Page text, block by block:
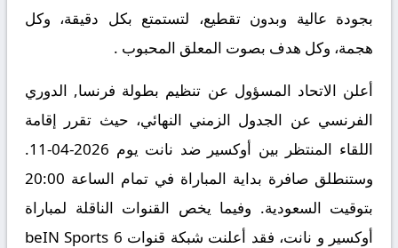
بجودة عالية وبدون تقطيع، لتستمتع بكل دقيقة، وكل
هجمة، وكل هدف بصوت المعلق المحبوب .
أعلن الاتحاد المسؤول عن تنظيم بطولة فرنسا, الدوري
الفرنسي عن الجدول الزمني النهائي، حيث تقرر إقامة
اللقاء المنتظر بين أوكسير ضد نانت
يوم 2026-04-11.
وستنطلق صافرة بداية المباراة في تمام الساعة 20:00
بتوقيت السعودية. وفيما يخص القنوات الناقلة لمباراة
أوكسير و نانت، فقد أعلنت شبكة قنوات beIN Sports 6